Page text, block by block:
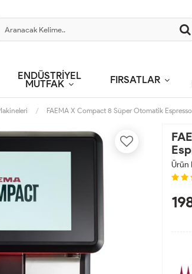
ENDÜSTRİYEL
MUTFAK FIRSATLAR
FAEMA X Compact 8 Süper Otomatik
Ürün